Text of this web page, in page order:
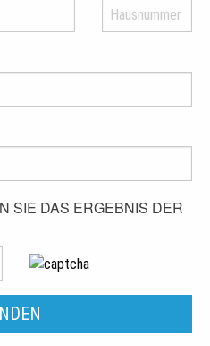
SIE DAS ERGEBNIS DER